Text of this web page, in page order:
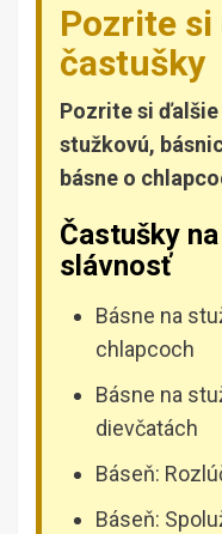
Pozrite
častušky
Pozrite si ďalšie
stužkovú,
básne o
Častušky
slávnosť
Básne na
chlapcoch
Básne na
dievčatách
Báseň:
Báseň: